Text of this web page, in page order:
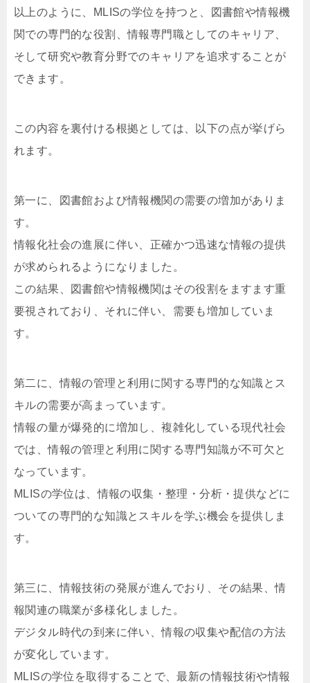
以上のように、MLISの学位を持つと、図書館や情報機
関での専門的な役割、情報専門職としてのキャリア、
そして研究や教育分野でのキャリアを追求することが
できます。
この内容を裏付ける根拠としては、以下の点が挙げら
れます。
第一に、図書館および情報機関の需要の増加がありま
す。
情報化社会の進展に伴い、正確かつ迅速な情報の提供
が求められるようになりました。
この結果、図書館や情報機関はその役割をますます重
要視されており、それに伴い、需要も増加していま
す。
第二に、情報の管理と利用に関する専門的な知識とス
キルの需要が高まっています。
情報の量が爆発的に増加し、複雑化している現代社会
では、情報の管理と利用に関する専門知識が不可欠と
なっています。
MLISの学位は、情報の収集・整理・分析・提供などに
ついての専門的な知識とスキルを学ぶ機会を提供しま
す。
第三に、情報技術の発展が進んでおり、その結果、情
報関連の職業が多様化しました。
デジタル時代の到来に伴い、情報の収集や配信の方法
が変化しています。
MLISの学位を取得することで、最新の情報技術や情報